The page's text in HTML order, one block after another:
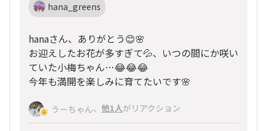
hana_greens
hanaさん、ありがとう😊🌸
お迎えしたお花が多すぎて💦、いつの間にか咲い
ていた小梅ちゃん…😂😂😂
今年も満開を楽しみに育てたいです🌸
うーちゃん、 他1人がリアクション